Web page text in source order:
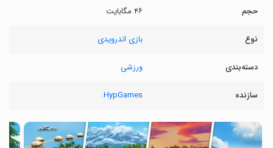
حجم ۴۶ مگابایت
نوع بازی اندرویدی
دسته‌بندی ورزشی
سازنده HypGames.